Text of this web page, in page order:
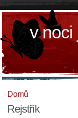
v noci
Domů
Rejstřík